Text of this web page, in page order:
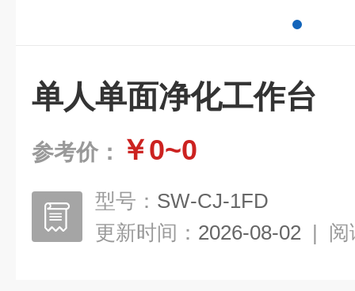
单人单面净化工作台
参考价： ￥0~0
型号： SW-CJ-1FD
更新时间： 2026-08-02 | 阅